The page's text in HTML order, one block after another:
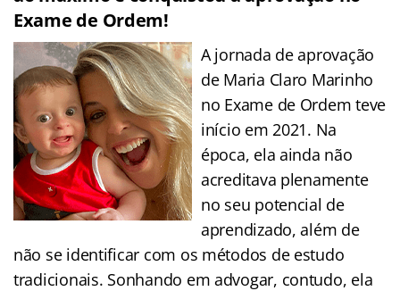
Exame de Ordem!
A jornada de aprovação
de Maria Claro Marinho
no Exame de Ordem teve
início em 2021. Na
época, ela ainda não
acreditava plenamente
no seu potencial de
aprendizado, além de
não se identificar com os métodos de estudo
tradicionais. Sonhando em advogar, contudo, ela